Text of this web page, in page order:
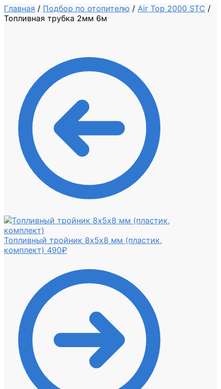
Главная / Подбор по отопителю / Air Top 2000 STC /
Топливная трубка 2мм 6м
Топливный тройник 8х5х8 мм (пластик,
комплект) 490₽